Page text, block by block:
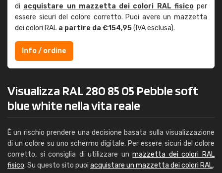
di acquistare un mazzetta dei colori RAL fisicoper
essere sicuri del colore corretto. Puoi avere un mazzetta
dei colori RAL a partire da €154,95(IVA esclusa).
Info / ordine
Visualizza RAL 280 85 05 Pebble soft
blue white nella vita reale
È un rischio prendere una decisione basata sulla visualizzazione
di un colore su uno schermo digitale. Per essere sicuri del colore
corretto, si consiglia di utilizzare unmazzetta dei colori RAL
fisico. Su questo sito puoi acquistare un mazzetta dei colori RAL.